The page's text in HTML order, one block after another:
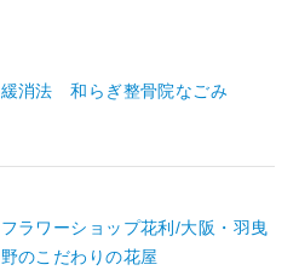
緩消法 和らぎ整骨院なごみ
フラワーショップ花利/大阪・羽曳
野のこだわりの花屋